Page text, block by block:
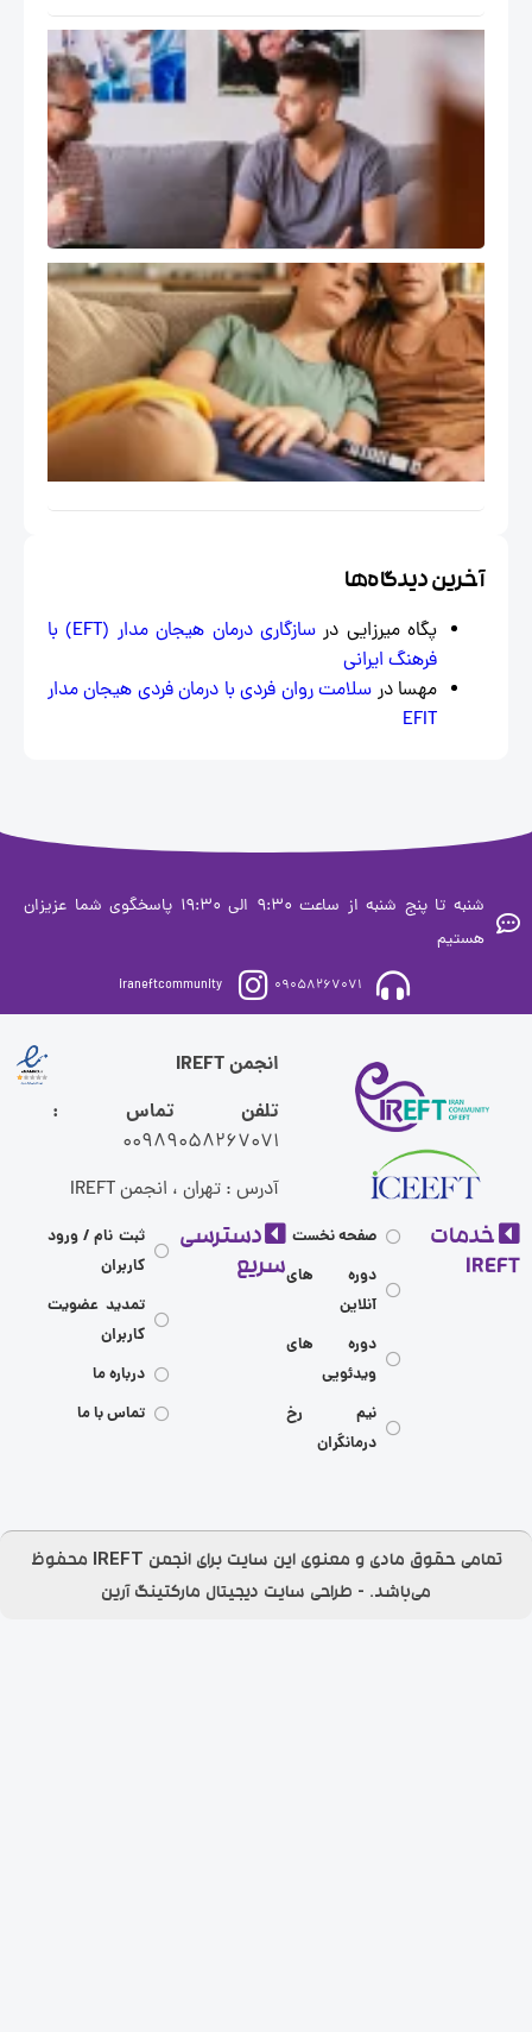
سوپرویژن
و رشد
حرفه ای
درمانگر
هیجان
مدار EFT
کاربرد
درمان
هیجان
EFT در
مسائل
اجتماعی
ایران
دیدگاه‌ها
پگاه میرزاییدر
سازگاری درمان هیجان‌ مدار (EFT) با
فرهنگ ایرانی
مهسادرسلامت روان فردی با درمان فردی هیجان مدار
شنبه تا پنج شنبه از ساعت 9:30 الی 19:30 پاسخگوی شما عزیزان
09058267071
iraneftcommunity
تلفن تماس :
00989058267071
آدرس : تهران ، انجمن IREFT
صفحه نخست
دوره های
دوره های
ویدئویی
نیم رخ
درمانگران
دسترسی
سریع
ثبت نام / ورود
تمدید عضویت
درباره ما
تماس با ما
تمامی حقوق مادی و معنوی این سایت برای انجمن IREFT محفوظ
می‌باشد.​ - طراحی سایتدیجیتال مارکتینگ آرین